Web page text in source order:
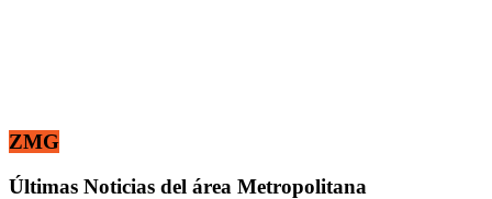
ZMG
Últimas Noticias del área Metropolitana